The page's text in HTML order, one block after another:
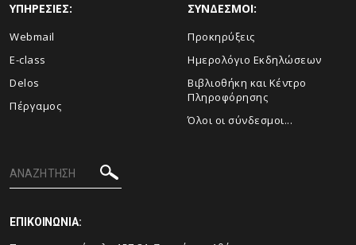
ΥΠΗΡΕΣΙΕΣ:
Webmail
E-class
Delos
Πέργαμος
ΣΥΝΔΕΣΜΟΙ:
Προκηρύξεις
Ημερολόγιο Εκδηλώσεων
Βιβλιοθήκη και Κέντρο
Πληροφόρησης
Όλοι οι σύνδεσμοι...
ΕΠΙΚΟΙΝΩΝΙΑ: